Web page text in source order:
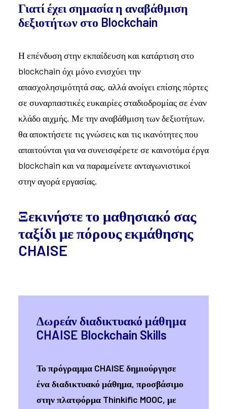
Γιατί έχει σημασία η αναβάθμιση
δεξιοτήτων στο Blockchain
Η επένδυση στην εκπαίδευση και κατάρτιση στο
blockchain όχι μόνο ενισχύει την
απασχολησιμότητά σας, αλλά ανοίγει επίσης πόρτες
σε συναρπαστικές ευκαιρίες σταδιοδρομίας σε έναν
κλάδο αιχμής. Με την αναβάθμιση των δεξιοτήτων,
θα αποκτήσετε τις γνώσεις και τις ικανότητες που
απαιτούνται για να συνεισφέρετε σε καινοτόμα έργα
blockchain και να παραμείνετε ανταγωνιστικοί
στην αγορά εργασίας.
Ξεκινήστε το μαθησιακό σας
ταξίδι με πόρους εκμάθησης
CHAISE
Δωρεάν διαδικτυακό μάθημα
CHAISE Blockchain Skills
Το πρόγραμμα CHAISE δημιούργησε
ένα διαδικτυακό μάθημα, προσβάσιμο
στην πλατφόρμα Thinkific MOOC, με